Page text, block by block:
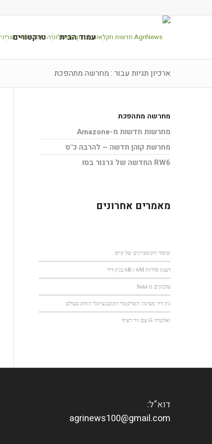
עמוד הבית טרקטורים
ארכיון תגיות עבור : מחרשה מתהפכת
מחרשה מתהפכת
מחרשות חדשות מ-Amazone
מחרשת קוהן חדשה – להרבה כ"ס
RW6 החדשה של גרגור בסו
מאמרים אחרונים
שיפור הקומביינים של קייס
רענון סדרות 6M ו-6R בג'ון דיר
עדכונים מ-Stihl
ג'ון דיר מציגה: הטרקטור הקונבנציונלי החזק בעולם
ואלטרה G עם גיר רציף
דוא"ל:
agrinews100@gmail.com